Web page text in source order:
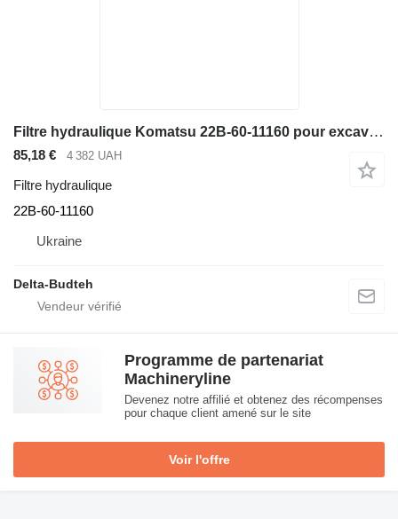
Filtre hydraulique Komatsu 22B-60-11160 pour excavateur Komatsu PC210-7
85,18 € 4 382 UAH
Filtre hydraulique
22B-60-11160
Ukraine
Delta-Budteh
Programme de partenariat
Machineryline
Devenez notre affilié et obtenez des récompenses
pour chaque client amené sur le site
Voir l'offre